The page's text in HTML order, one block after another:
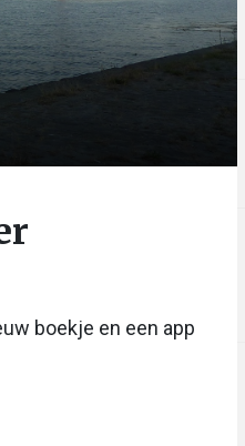
boekje en een app